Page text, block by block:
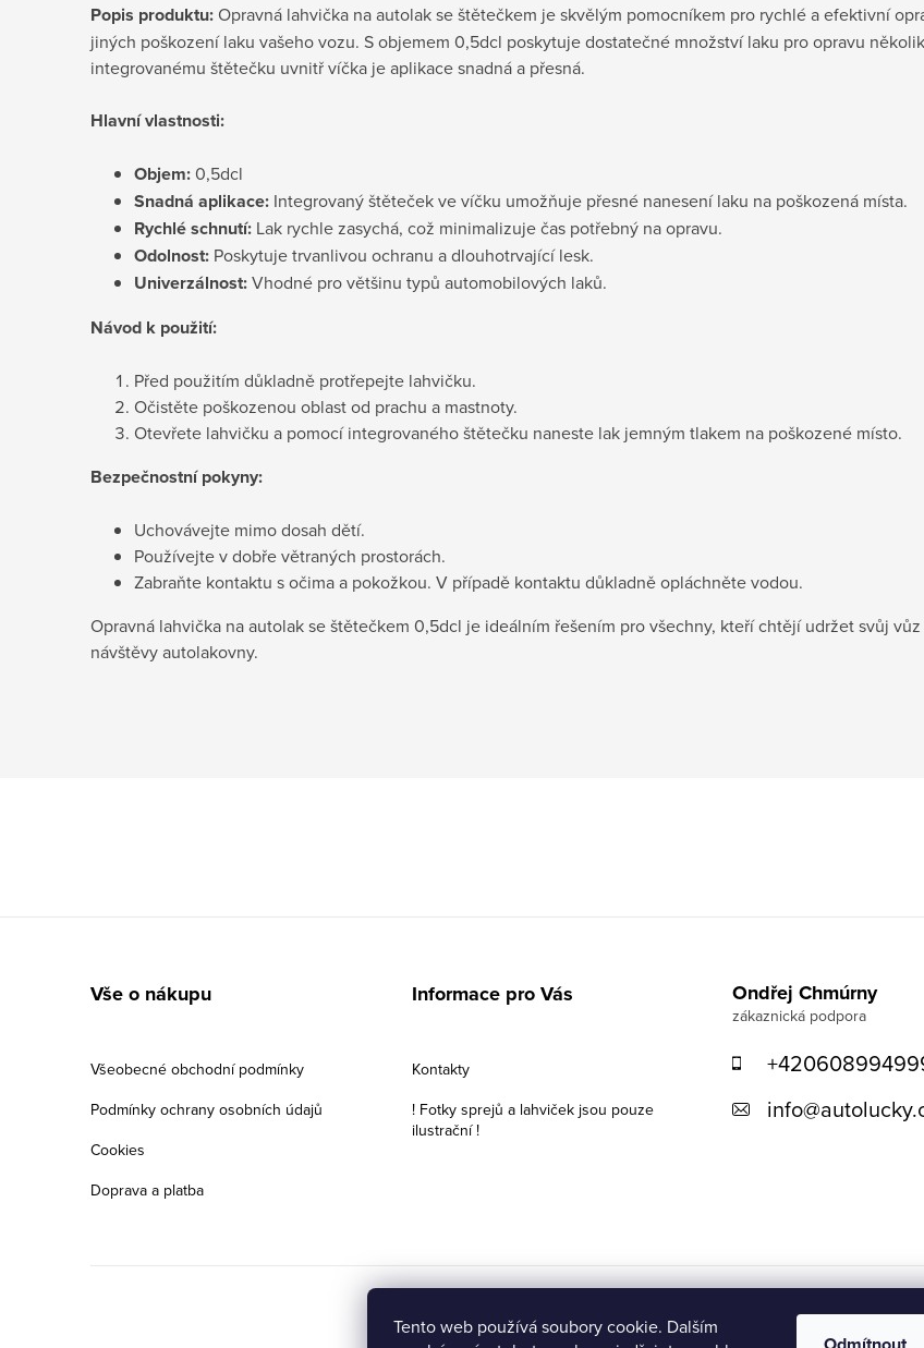
Tento web používá soubory cookie. Dalším
Popis produktu:Opravná lahvička na autolak se štětečkem je skvělým pomocníkem pro rychlé a efektivní
jiných poškození laku vašeho vozu. S objemem 0,5dcl poskytuje dostatečné množství laku pro opravu
integrovanému štětečku uvnitř víčka je aplikace snadná a přesná.
Hlavní vlastnosti:
Objem:0,5dcl
Snadná aplikace: Integrovaný štěteček ve víčku umožňuje přesné nanesení laku na poškozená místa.
Rychlé schnutí: Lak rychle zasychá, což minimalizuje čas potřebný na opravu.
Odolnost: Poskytuje trvanlivou ochranu a dlouhotrvající lesk.
Univerzálnost:Vhodné pro většinu typů automobilových laků.
Návod k použití:
Před použitím důkladně protřepejte lahvičku.
Očistěte poškozenou oblast od prachu a mastnoty.
Otevřete lahvičku a pomocí integrovaného štětečku naneste lak jemným tlakem na poškozené místo.
Bezpečnostní pokyny:
Uchovávejte mimo dosah dětí.
Používejte v dobře větraných prostorách.
Zabraňte kontaktu s očima a pokožkou. V případě kontaktu důkladně opláchněte vodou.
Opravná lahvička na autolak se štětečkem 0,5dcl je ideálním řešením pro všechny, kteří chtějí udržet svůj
návštěvy autolakovny.
Vše o nákupu
Všeobecné obchodní podmínky
Podmínky ochrany osobních údajů
Cookies
Doprava a platba
Informace pro Vás
Kontakty
! Fotky sprejů a lahviček jsou pouze
ilustrační !
Ondřej Chmúrny
info@